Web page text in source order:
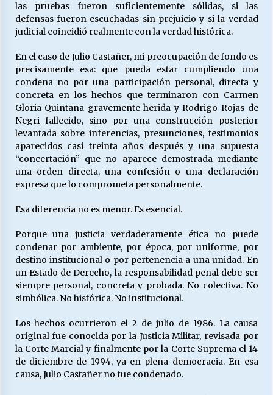
las pruebas fueron suficientemente sólidas, si las
defensas fueron escuchadas sin prejuicio y si la verdad
judicial coincidió realmente con la verdad histórica.
En el caso de Julio Castañer, mi preocupación de fondo es
precisamente esa: que pueda estar cumpliendo una
condena no por una participación personal, directa y
concreta en los hechos que terminaron con Carmen
Gloria Quintana gravemente herida y Rodrigo Rojas de
Negri fallecido, sino por una construcción posterior
levantada sobre inferencias, presunciones, testimonios
aparecidos casi treinta años después y una supuesta
“concertación” que no aparece demostrada mediante
una orden directa, una confesión o una declaración
expresa que lo comprometa personalmente.
Esa diferencia no es menor. Es esencial.
Porque una justicia verdaderamente ética no puede
condenar por ambiente, por época, por uniforme, por
destino institucional o por pertenencia a una unidad. En
un Estado de Derecho, la responsabilidad penal debe ser
siempre personal, concreta y probada. No colectiva. No
simbólica. No histórica. No institucional.
Los hechos ocurrieron el 2 de julio de 1986. La causa
original fue conocida por la Justicia Militar, revisada por
la Corte Marcial y finalmente por la Corte Suprema el 14
de diciembre de 1994, ya en plena democracia. En esa
causa, Julio Castañer no fue condenado.